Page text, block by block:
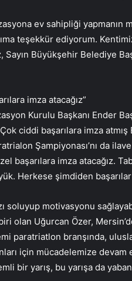
ev sahipliği yapmanın
teşekkür ediyorum.
Büyükşehir Belediye
imza atacağız”
Kurulu Başkanı Ender
ciddi başarılara imza
Şampiyonası’nı da
başarılara imza atacağız.
Herkese şimdiden
soluyup motivasyonu
olan Uğurcan Özer,
paratriatlon branşında,
için mücadelemize devam
bir yarış, bu yarışa da